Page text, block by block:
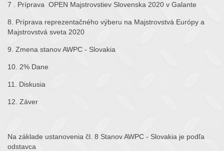
7 . Príprava OPEN Majstrovstiev Slovenska 2020 v Galante
8. Príprava reprezentačného výberu na Majstrovstvá Európy a
Majstrovstvá sveta 2020
9. Zmena stanov AWPC - Slovakia
10. 2% Dane
11. Diskusia
12. Záver
Na základe ustanovenia čl. 8 Stanov AWPC - Slovakia je podľa
odstavca